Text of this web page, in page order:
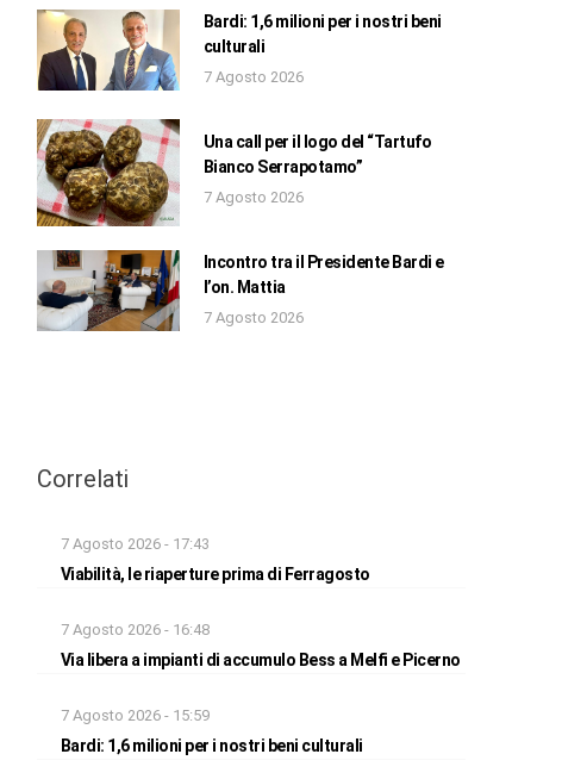
Bardi: 1,6 milioni per i nostri beni
culturali
7 Agosto 2026
Una call per il logo del “Tartufo
Bianco Serrapotamo”
7 Agosto 2026
Incontro tra il Presidente Bardi e
l’on. Mattia
7 Agosto 2026
Correlati
7 Agosto 2026 - 17:43
Viabilità, le riaperture prima di Ferragosto
7 Agosto 2026 - 16:48
Via libera a impianti di accumulo Bess a Melfi e Picerno
7 Agosto 2026 - 15:59
Bardi: 1,6 milioni per i nostri beni culturali